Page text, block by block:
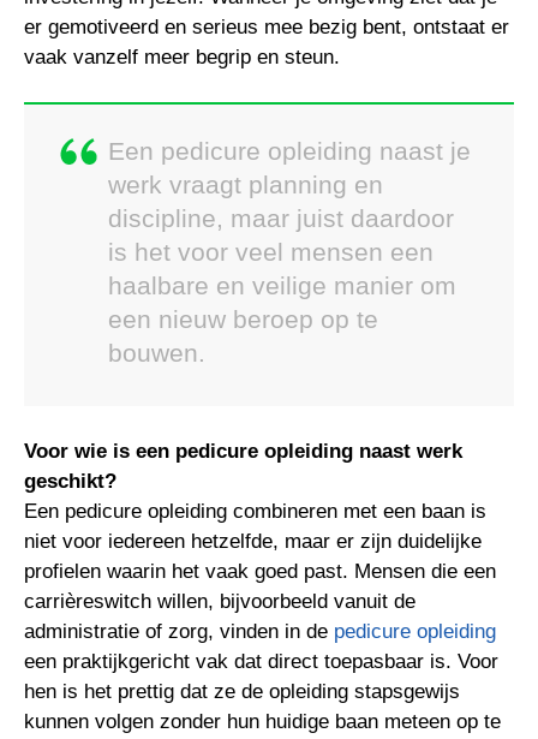
er gemotiveerd en serieus mee bezig bent, ontstaat er
vaak vanzelf meer begrip en steun.
Een pedicure opleiding naast je
werk vraagt planning en
discipline, maar juist daardoor
is het voor veel mensen een
haalbare en veilige manier om
een nieuw beroep op te
bouwen.
Voor wie is een pedicure opleiding naast werk
geschikt?
Een pedicure opleiding combineren met een baan is
niet voor iedereen hetzelfde, maar er zijn duidelijke
profielen waarin het vaak goed past. Mensen die een
carrièreswitch willen, bijvoorbeeld vanuit de
administratie of zorg, vinden in de pedicure opleiding
een praktijkgericht vak dat direct toepasbaar is. Voor
hen is het prettig dat ze de opleiding stapsgewijs
kunnen volgen zonder hun huidige baan meteen op te